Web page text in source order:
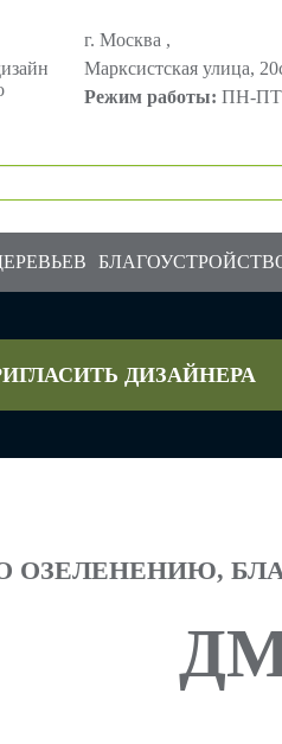
г. Москва ,
Марксистская улица,
Режим работы: ПН-ПТ
ДИЗАЙНЕРА
ОЗЕЛЕНЕНИЮ,